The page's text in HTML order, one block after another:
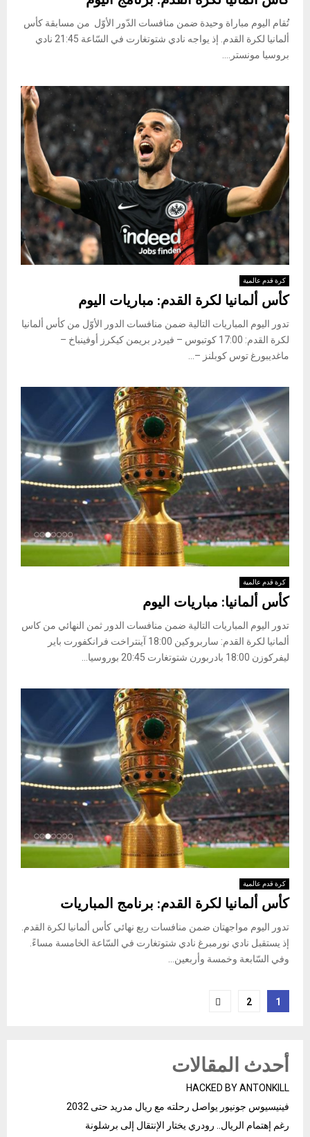
تُقام اليوم مباراة وحيدة ضمن منافسات الدّور الأوّل من مسابقة كأس
ألمانيا لكرة القدم. إذ يواجه نادي شتوتغارت في السّاعة 21:45 نادي
بروسيا مونستر....
كرة قدم عالمية
كأس ألمانيا لكرة القدم: مباريات اليوم
تدور اليوم المباريات التالية ضمن منافسات الدور الأوّل من كأس ألمانيا
لكرة القدم: 17:00 كوتبوس – فيردر بريمن كيكرز أوفينباخ –
ماغديبورغ توس كوبلنز –...
كرة قدم عالمية
كأس ألمانيا: مباريات اليوم
تدور اليوم المباريات التالية ضمن منافسات الدور ثمن النهائي من كاس
ألمانيا لكرة القدم: ساربروكين 18:00 آينتراخت فرانكفورت باير
ليفركوزن 18:00 بادربورن شتوتغارت 20:45 بوروسيا...
كرة قدم عالمية
كأس ألمانيا لكرة القدم: برنامج المباريات
تدور اليوم مواجهتان ضمن منافسات ربع نهائي كأس ألمانيا لكرة القدم.
إذ يستقبل نادي نورمبرغ نادي شتوتغارت في السّاعة الخامسة مساءً.
وفي السّابعة وخمسة وأربعين...
Posts
1
2
أحدث المقالات
HACKED BY ANTONKILL
فينيسيوس جونيور يواصل رحلته مع ريال مدريد حتى 2032
رغم إهتمام الريال.. رودري يختار الإنتقال إلى برشلونة